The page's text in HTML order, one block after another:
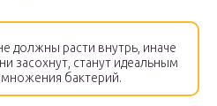
должны расти внутрь, иначе
засохнут, станут идеальным
бактерий.